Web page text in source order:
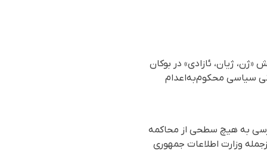
ژیان، ئازادی» در بوکان
سیاسی محکوم‌به‌اعدام
دسترسی به هیچ سطحی از محاکمه
وزارت اطلاعات جمهوری